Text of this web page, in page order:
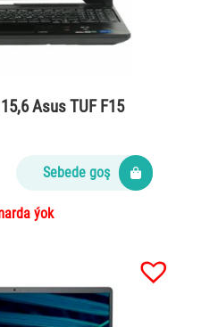
Asus TUF F15
Sebede goş
ýok